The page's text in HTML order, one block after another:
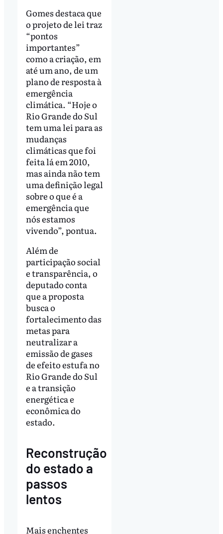
Gomes destaca que
o projeto de lei traz
“pontos
importantes”
como a criação, em
até um ano, de um
plano de resposta à
emergência
climática. “Hoje o
Rio Grande do Sul
tem uma lei para as
mudanças
climáticas que foi
feita lá em 2010,
mas ainda não tem
uma definição legal
sobre o que é a
emergência que
nós estamos
vivendo”, pontua.
Além de
participação social
e transparência, o
deputado conta
que a proposta
busca o
fortalecimento das
metas para
neutralizar a
emissão de gases
de efeito estufa no
Rio Grande do Sul
e a transição
energética e
econômica do
estado.
Reconstrução
do estado a
passos
lentos
Mais enchentes